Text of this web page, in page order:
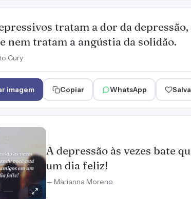
tratam a dor da
nem tratam a angústia da solidão.
Cury
imagem Copiar WhatsApp
A depressão às vezes bate
um dia feliz!
— Marianna Moreno